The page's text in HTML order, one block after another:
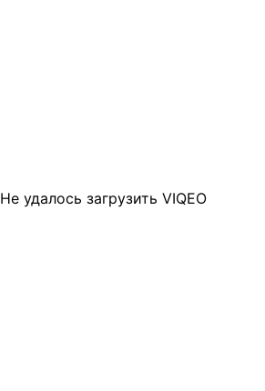
Не удалось загрузить VIQEO